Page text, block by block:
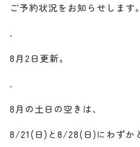
ご予約状況をお知らせします。
.
8月2日更新。
.
8月の土日の空きは、
8/21(日)と8/28(日)にわずか